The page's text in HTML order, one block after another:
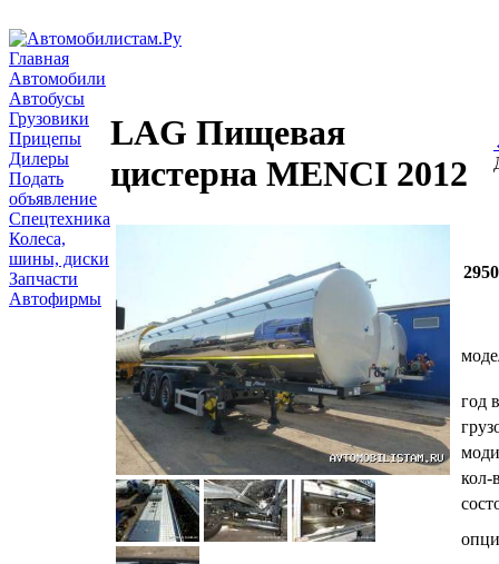
Главная
Автомобили
Автобусы
Грузовики
Прицепы
Дилеры
Подать
объявление
Спецтехника
Колеса,
шины, диски
Запчасти
Автофирмы
LAG Пищевая
цистерна MENCI 2012
год
кол-